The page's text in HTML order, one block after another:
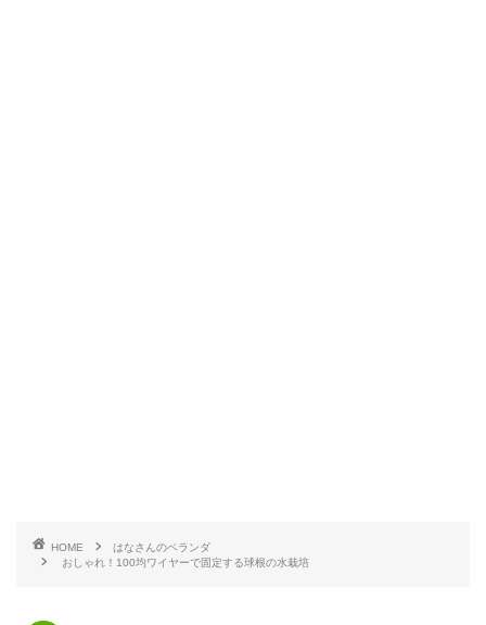
HOME
はなさんのベランダ
おしゃれ！100均ワイヤーで固定する球根の水栽培